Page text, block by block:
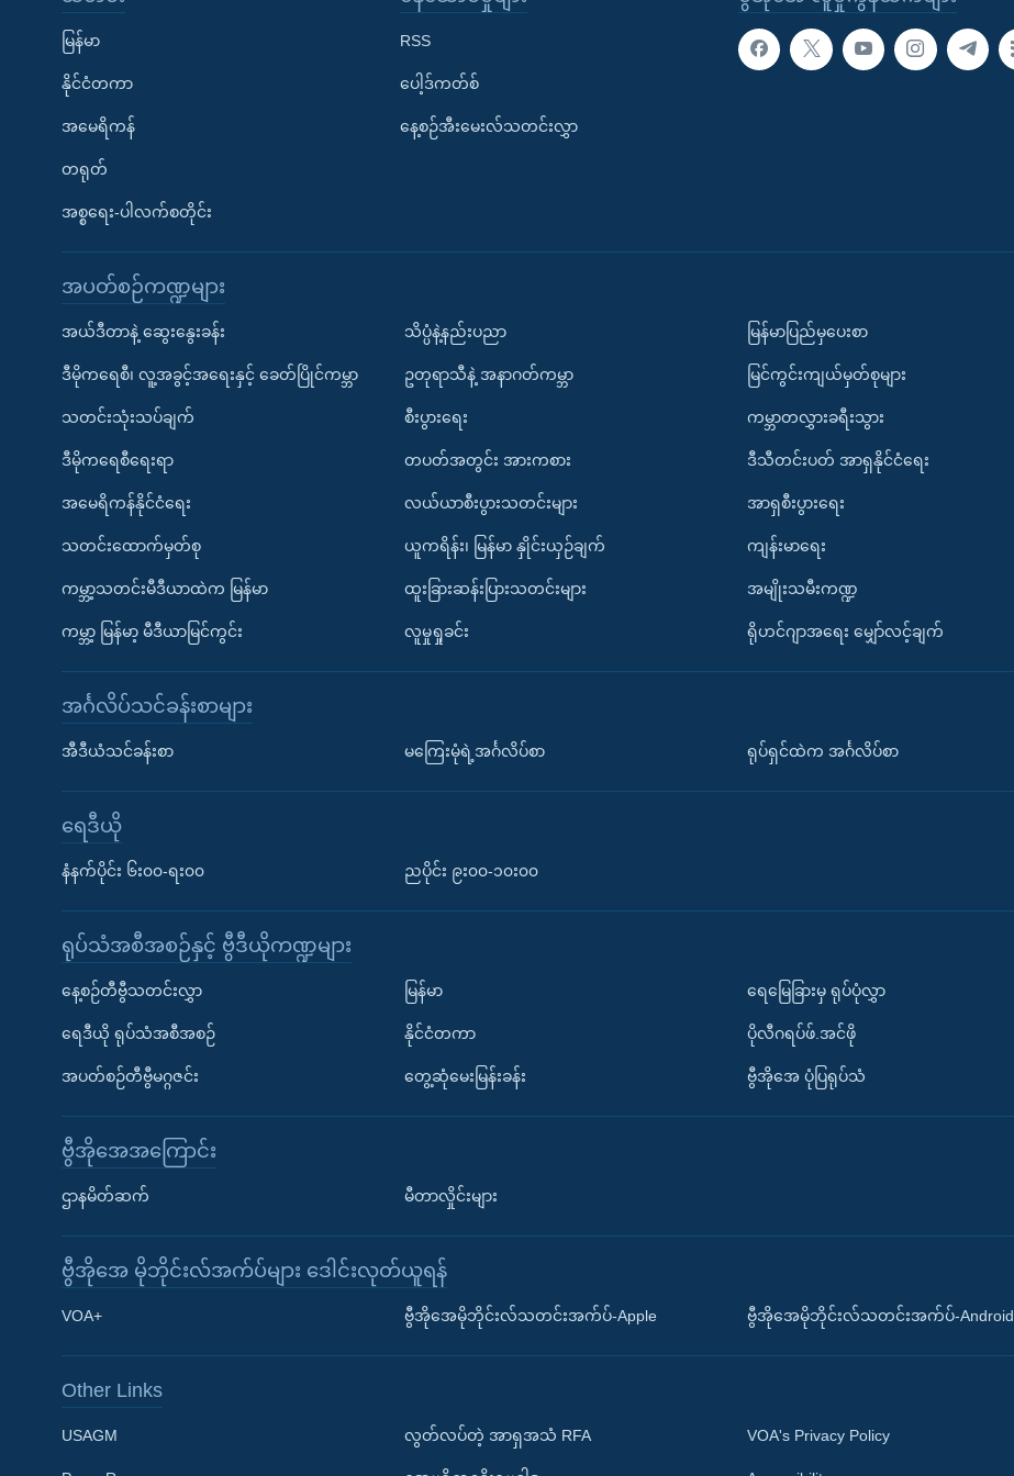
Learning English
မြန်မာ
နိုင်ငံတကာ
အမေရိကန်
တရုတ်
အစ္စရေး-ပါလက်စတိုင်း
RSS
ပေါ့ဒ်ကတ်စ်
နေ့စဉ်အီးမေးလ်သတင်းလွှာ
အပတ်စဉ်ကဏ္ဍများ
အယ်ဒီတာနဲ့ ဆွေးနွေးခန်း
ဒီမိုကရေစီ၊ လူ့အခွင့်အရေးနှင့် ခေတ်ပြိုင်ကမ္ဘာ
သတင်းသုံးသပ်ချက်
ဒီမိုကရေစီရေးရာ
အမေရိကန်နိုင်ငံရေး
သတင်းထောက်မှတ်စု
ကမ္ဘာ့သတင်းမီဒီယာထဲက မြန်မာ
ကမ္ဘာ့ မြန်မာ့ မီဒီယာမြင်ကွင်း
သိပ္ပံနဲ့နည်းပညာ
ဥတုရာသီနဲ့ အနာဂတ်ကမ္ဘာ
စီးပွားရေး
တပတ်အတွင်း အားကစား
လယ်ယာစီးပွားသတင်းများ
ယူကရိန်း၊ မြန်မာ နှိုင်းယှဉ်ချက်
ထူးခြားဆန်းပြားသတင်းများ
လူမှုရှုခင်း
မြန်မာပြည်မှပေးစာ
မြင်ကွင်းကျယ်မှတ်စုများ
ကမ္ဘာတလွှားခရီးသွား
ဒီသီတင်းပတ် အာရှနိုင်ငံရေး
အာရှစီးပွားရေး
ကျန်းမာရေး
အမျိုးသမီးကဏ္ဍ
ရိုဟင်ဂျာအရေး မျှော်လင့်ချက်
အင်္ဂလိပ်သင်ခန်းစာများ
အီဒီယံသင်ခန်းစာ မကြေးမုံရဲ့အင်္ဂလိပ်စာ ရုပ်ရှင်ထဲက အင်္ဂလိပ်စာ
ရေဒီယို
နံနက်ပိုင်း ၆း၀၀-ရး၀၀ ညပိုင်း ၉း၀၀-၁၀း၀၀
ရုပ်သံအစီအစဉ်နှင့် ဗွီဒီယိုကဏ္ဍများ
နေ့စဉ်တီဗွီသတင်းလွှာ
ရေဒီယို ရုပ်သံအစီအစဉ်
အပတ်စဉ်တီဗွီမဂ္ဂဇင်း
မြန်မာ
နိုင်ငံတကာ
တွေ့ဆုံမေးမြန်းခန်း
ရေမြေခြားမှ ရုပ်ပုံလွှာ
ပိုလီဂရပ်ဖ်.အင်ဖို
ဗွီအိုအေ ပုံပြရုပ်သံ
ဗွီအိုအေအကြောင်း
ဌာနမိတ်ဆက် မီတာလှိုင်းများ
ဗွီအိုအေ မိုဘိုင်းလ်အက်ပ်များ ဒေါင်းလုတ်ယူရန်
VOA+ ဗွီအိုအေမိုဘိုင်းလ်သတင်းအက်ပ်-Apple ဗွီအိုအေမိုဘိုင်းလ်သတင်းအက်ပ်-Android
Other Links
USAGM လွတ်လပ်တဲ့ အာရှအသံ RFA VOA's Privacy Policy